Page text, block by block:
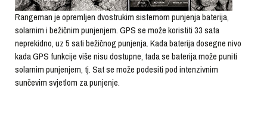
Rangeman je opremljen dvostrukim sistemom punjenja baterija,
solarnim i bežičnim punjenjem. GPS se može koristiti 33 sata
neprekidno, uz 5 sati bežičnog punjenja. Kada baterija dosegne nivo
kada GPS funkcije više nisu dostupne, tada se baterija može puniti
solarnim punjenjem, tj. Sat se može podesiti pod intenzivnim
sunčevim svjetlom za punjenje.